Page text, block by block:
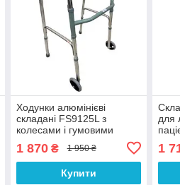
Ходунки алюмінієві
складані FS9125L з
колесами і гумовими
1 870₴ 1 950 ₴
Купити
для
1